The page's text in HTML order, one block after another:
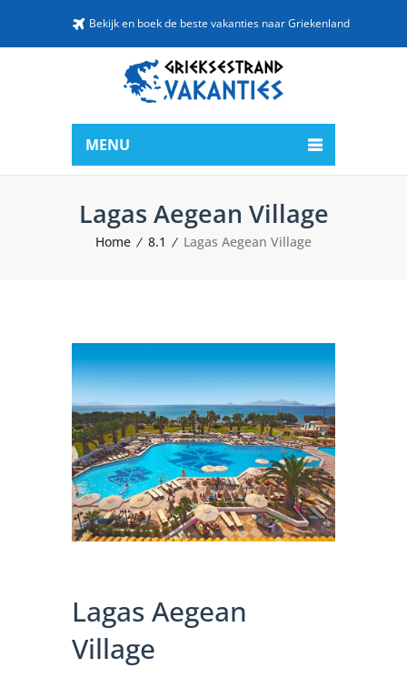
Bekijk en boek de beste vakanties naar Griekenland
MENU
Lagas Aegean Village
Home 8.1 Lagas Aegean Village
Lagas Aegean
Village